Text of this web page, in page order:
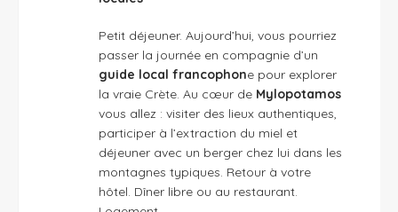
Petit déjeuner. Aujourd’hui, vous pourriez
passer la journée en compagnie d’un
guide local francophone pour explorer
la vraie Crète. Au cœur de Mylopotamos
vous allez : visiter des lieux authentiques,
participer à l’extraction du miel et
déjeuner avec un berger chez lui dans les
montagnes typiques. Retour à votre
hôtel. Dîner libre ou au restaurant.